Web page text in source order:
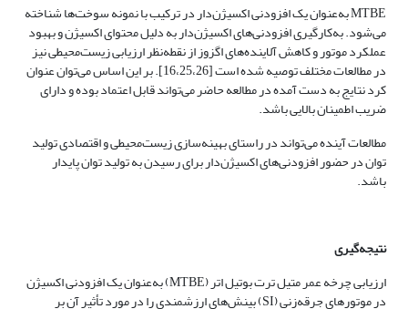
MTBE به‌عنوان یک افزودنی اکسیژن‌دار در ترکیب با نمونه سوخت‌ها شناخته
می‌شود. به‌کارگیری افزودنی‌های اکسیژن‌دار به دلیل محتوای اکسیژن و بهبود
عملکرد موتور و کاهش آلاینده‌های اگزوز از نقطه‌نظر ارزیابی زیست‌محیطی نیز
در مطالعات مختلف توصیه شده است [16،‌25،26]. بر این اساس می‌توان عنوان
کرد نتایج به دست آمده در مطالعه حاضر می‌تواند قابل اعتماد بوده و دارای
ضریب اطمینان بالایی باشد.
مطالعات آینده می‌تواند در راستای بهینه‌سازی زیست‌محیطی و اقتصادی تولید
توان در حضور افزودنی‌های اکسیژن‌دار برای رسیدن به تولید توان پایدار
باشد.
نتیجه‌گیری
ارزیابی چرخه عمر متیل ترت بوتیل اتر (MTBE) به‌عنوان یک افزودنی اکسیژن
در موتورهای جرقه‌زنی (SI) بینش‌های ارزشمندی را در مورد تأثیر آن بر